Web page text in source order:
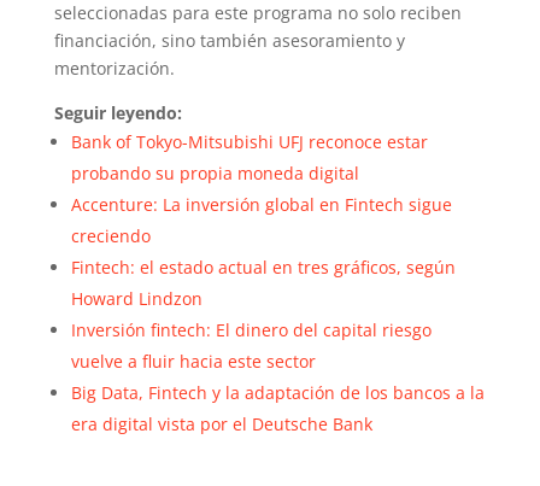
seleccionadas para este programa no solo reciben
financiación, sino también asesoramiento y
mentorización.
Seguir leyendo:
Bank of Tokyo-Mitsubishi UFJ reconoce estar
probando su propia moneda digital
Accenture: La inversión global en Fintech sigue
creciendo
Fintech: el estado actual en tres gráficos, según
Howard Lindzon
Inversión fintech: El dinero del capital riesgo
vuelve a fluir hacia este sector
Big Data, Fintech y la adaptación de los bancos a la
era digital vista por el Deutsche Bank